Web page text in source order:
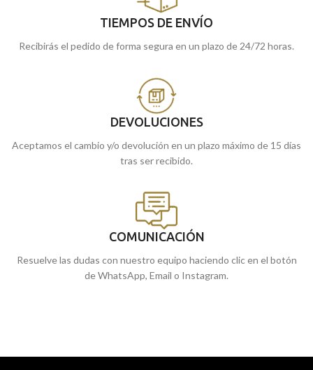
TIEMPOS DE ENVÍO
Recibirás el pedido de forma segura en un plazo de 24/72 horas.
DEVOLUCIONES
Aceptamos el cambio y/o devolución en un plazo máximo de 15 días
tras ser recibido.
COMUNICACIÓN
Resuelve las dudas con nuestro equipo haciendo clic en el botón
de WhatsApp, Email o Instagram.